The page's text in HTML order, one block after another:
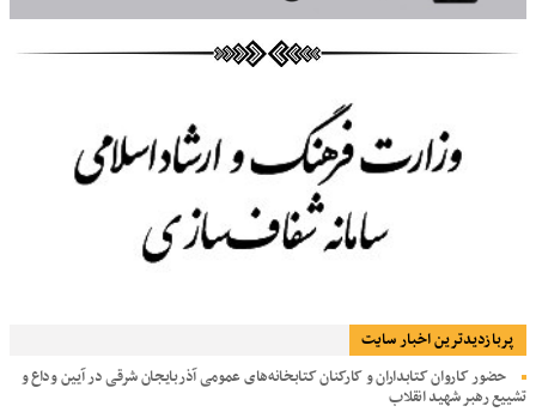
پربازديدترين اخبار سایت
حضور کاروان کتابداران و کارکنان کتابخانه‌های عمومی آذربایجان شرقی در آیین وداع و
تشییع رهبر شهید انقلاب